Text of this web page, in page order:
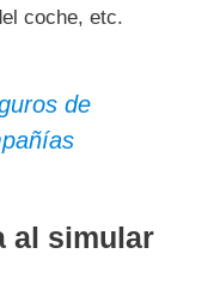
coche, etc.
de
al simular